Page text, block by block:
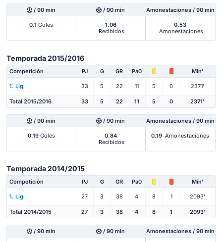
/ 90 min / 90 min Amonestaciones / 90 min
0.1 Goles
1.06
Recibidos
0.53
Amonestaciones
Temporada 2015/2016
Competición PJ G GR Pa0 Min'
1. Lig 33 5 22 11 5 0 2371'
Total 2015/2016 33 5 22 11 5 0 2371'
/ 90 min / 90 min Amonestaciones / 90 min
0.19Goles
0.84
Recibidos
0.19 Amonestaciones
Temporada 2014/2015
Competición PJ G GR Pa0 Min'
1. Lig 27 3 38 4 8 1 2093'
Total 2014/2015 27 3 38 4 8 1 2093'
/ 90 min / 90 min Amonestaciones / 90 min